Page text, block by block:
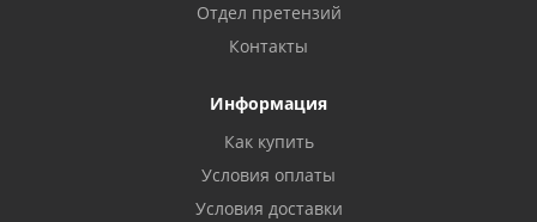
Отдел претензий
Контакты
Информация
Как купить
Условия оплаты
Условия доставки